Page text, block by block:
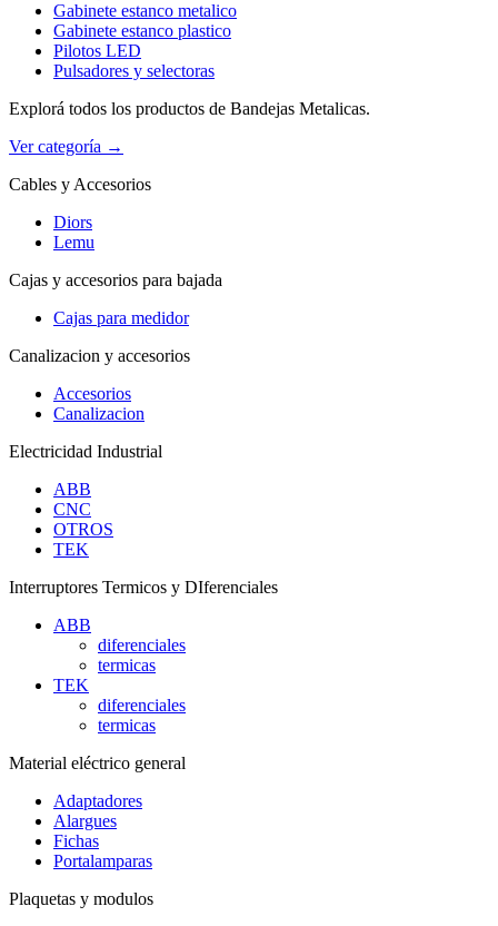
Gabinete estanco metalico
Gabinete estanco plastico
Pilotos LED
Pulsadores y selectoras
Explorá todos los productos de Bandejas Metalicas.
Ver categoría →
Cables y Accesorios
Diors
Lemu
Cajas y accesorios para bajada
Cajas para medidor
Canalizacion y accesorios
Accesorios
Canalizacion
Electricidad Industrial
ABB
CNC
OTROS
TEK
Interruptores Termicos y DIferenciales
ABB
diferenciales
termicas
TEK
diferenciales
termicas
Material eléctrico general
Adaptadores
Alargues
Fichas
Portalamparas
Plaquetas y modulos